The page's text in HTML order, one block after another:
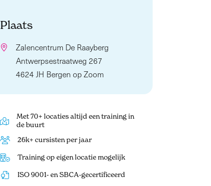
Plaats
Zalencentrum De Raayberg
Antwerpsestraatweg 267
4624 JH Bergen op Zoom
Met 70+ locaties altijd een training in
de buurt
26k+ cursisten per jaar
Training op eigen locatie mogelijk
ISO 9001- en SBCA-gecertificeerd